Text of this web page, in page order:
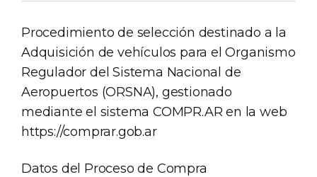
Procedimiento de selección destinado a la
Adquisición de vehículos para el Organismo
Regulador del Sistema Nacional de
Aeropuertos (ORSNA), gestionado
mediante el sistema COMPR.AR en la web
https://comprar.gob.ar
Datos del Proceso de Compra